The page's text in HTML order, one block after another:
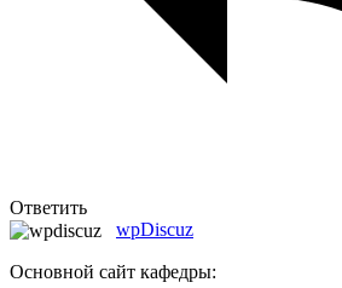
Ответить
wpDiscuz
Основной сайт кафедры: